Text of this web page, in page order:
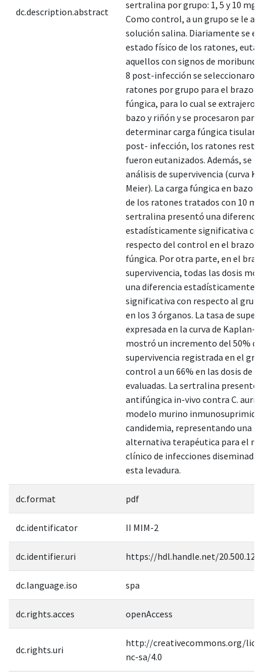
dc.description.abstract
sertralina por grupo: 1, 5 y 10 mg/
Como control, a un grupo se le
solución salina. Diariamente se
estado físico de los ratones,
aquellos con signos de
8 post-infección se seleccionaron
ratones por grupo para el brazo
fúngica, para lo cual se
bazo y riñón y se procesaron para
determinar carga fúngica tisular.
post- infección, los ratones
fueron eutanizados. Además, se
análisis de supervivencia (curva
Meier). La carga fúngica en bazo y
de los ratones tratados con 10
sertralina presentó una diferencia
estadísticamente significativa
respecto del control en el brazo
fúngica. Por otra parte, en el
supervivencia, todas las dosis
una diferencia estadísticamente
significativa con respecto al
en los 3 órganos. La tasa de
expresada en la curva de Kaplan-
mostró un incremento del 50% de
supervivencia registrada en el
control a un 66% en las dosis de
evaluadas. La sertralina presentó
antifúngica in-vivo contra C. auris
modelo murino inmunosuprimido
candidemia, representando una
alternativa terapéutica para el
clínico de infecciones
esta levadura.
dc.format pdf
dc.identificator II MIM-2
dc.identifier.uri https://hdl.handle.net/
dc.language.iso spa
dc.rights.acces openAccess
dc.rights.uri
http://creativecommons.org/
nc-sa/4.0